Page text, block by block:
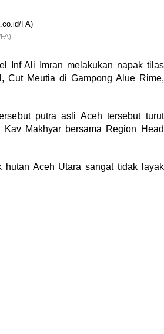
Inf Ali Imran melakukan napak tilas
Cut Meutia di Gampong Alue Rime,
putra asli Aceh tersebut turut
Makhyar bersama Region Head
Aceh Utara sangat tidak layak